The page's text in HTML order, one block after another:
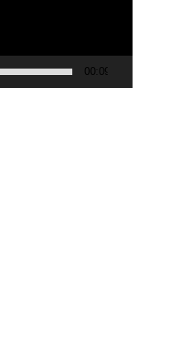
00:09